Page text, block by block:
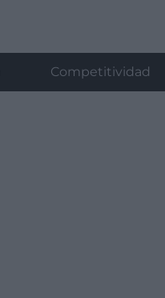
Competitividad